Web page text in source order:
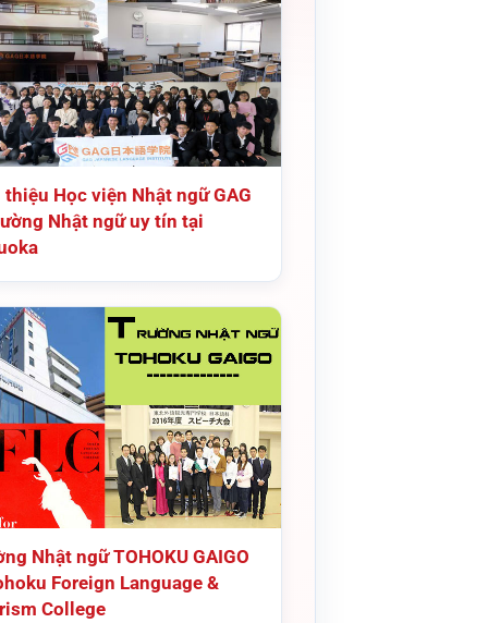
thiệu Học viện Nhật ngữ GAG
Nhật ngữ uy tín tại
Nhật ngữ TOHOKU GAIGO
Foreign Language &
College